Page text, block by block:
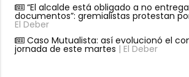
“El alcalde está obligado a no
documentos”: gremialistas protestan
El Deber
Caso Mutualista: así evolucionó el
jornada de este martes | El Deber